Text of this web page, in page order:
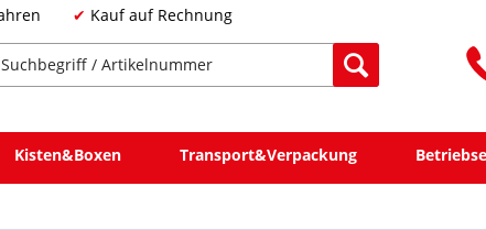
Kauf auf Rechnung
Kisten&Boxen Transport&Verpackung